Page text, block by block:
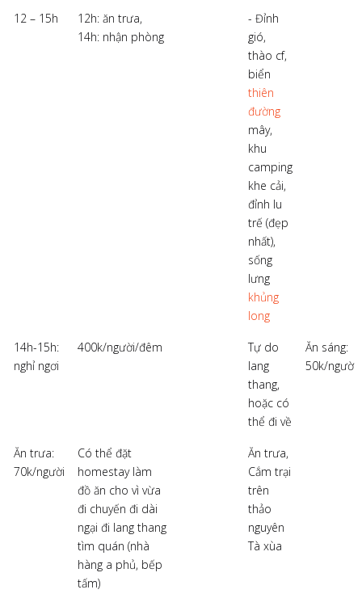
12 – 15h
12h: ăn trưa,
14h: nhận phòng
- Đỉnh
gió,
thào cf,
biển
thiên
đường
mây,
khu
camping
khe cải,
đỉnh lu
trế (đẹp
nhất),
sống
lưng
khủng
long
14h-15h:
nghỉ ngơi
400k/người/đêm
Tự do
lang
thang,
hoặc có
thể đi về
Ăn sáng:
50k/người
Ăn trưa:
70k/người
Có thể đặt
homestay làm
đồ ăn cho vì vừa
đi chuyến đi dài
ngại đi lang thang
tìm quán (nhà
hàng a phủ, bếp
tấm)
Ăn trưa,
Cắm trại
trên
thảo
nguyên
Tà xùa